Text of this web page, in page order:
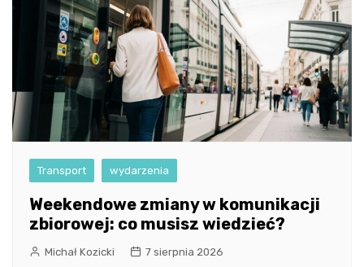
Transport wydarzenia
Weekendowe zmiany w komunikacji
zbiorowej: co musisz wiedzieć?
Michał Kozicki 7 sierpnia 2026